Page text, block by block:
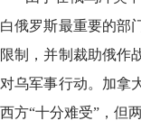
白俄罗斯最重要的部
限制，并制裁助俄作
对乌军事行动。加拿
西方“十分难受”，但